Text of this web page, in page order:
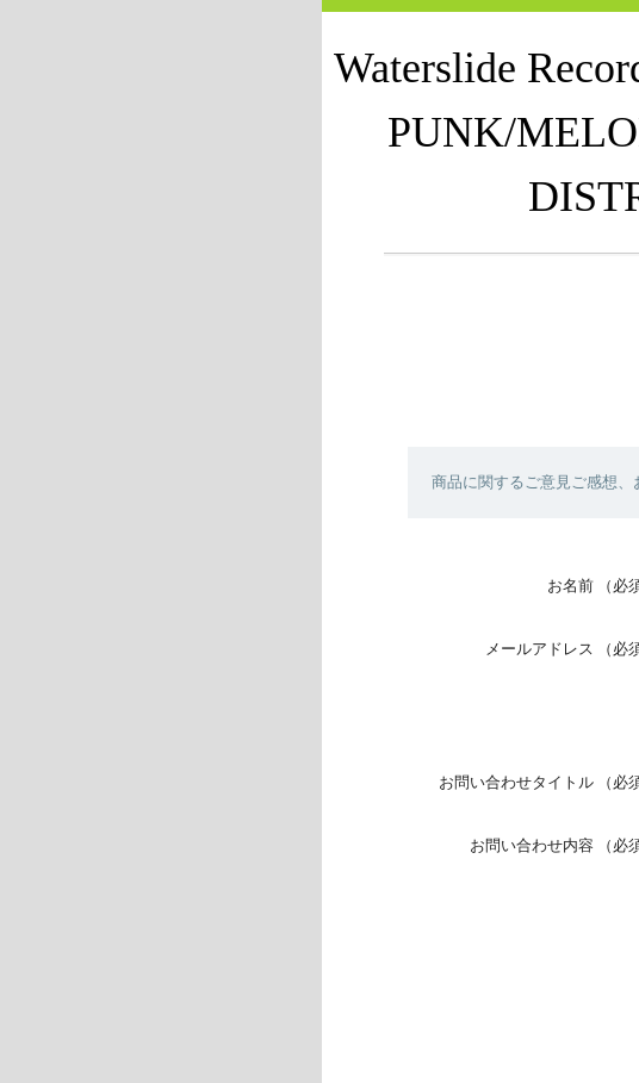
Waterslide
PUNK/
商品に関するご意見ご感想、
お名前 （必
メールアドレス （必
お問い合わせタイトル （必
お問い合わせ内容 （必